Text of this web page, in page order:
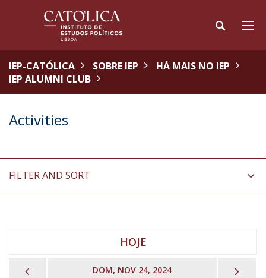
IEP-CATÓLICA SOBRE IEP
HÁ MAIS NO IEP
IEP ALUMNI CLUB
Activities
FILTER AND SORT
HOJE
DOM, NOV 24, 2024